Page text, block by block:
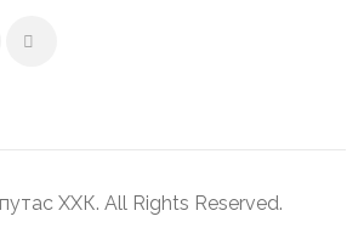
ХХК. All Rights Reserved.